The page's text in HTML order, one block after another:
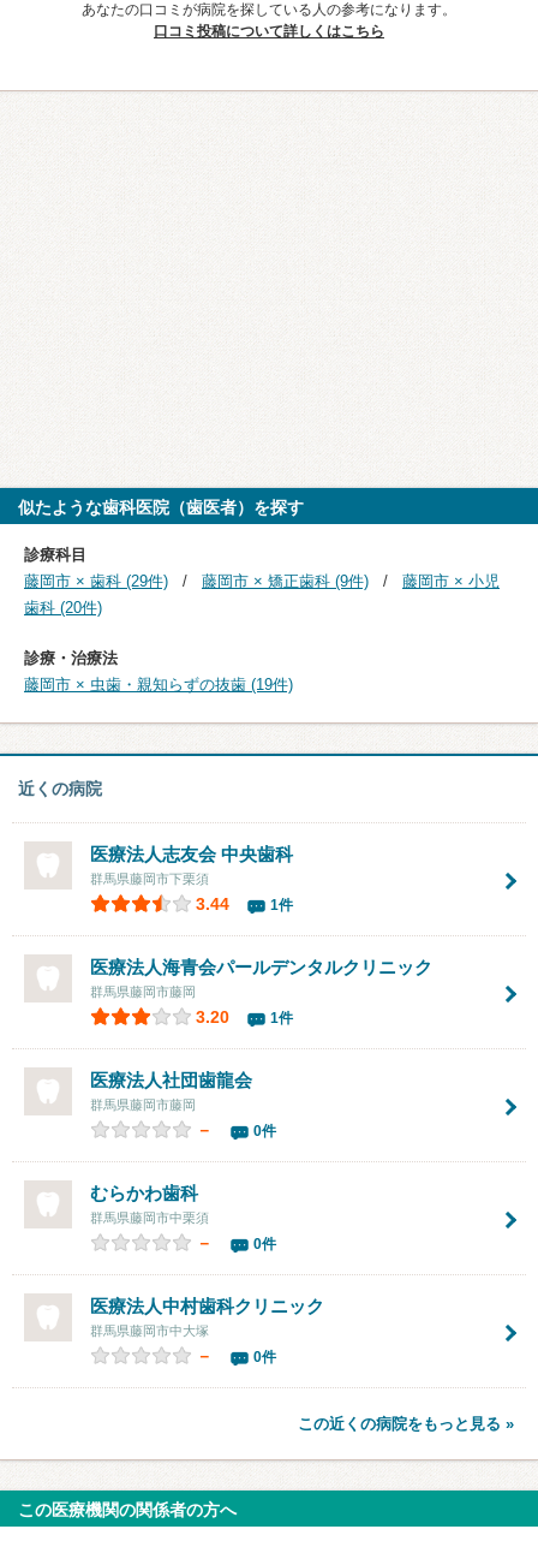
あなたの口コミが病院を探している人の参考になります。
口コミ投稿について詳しくはこちら
似たような歯科医院（歯医者）を探す
診療科目
藤岡市 × 歯科 (29件)
藤岡市 × 矯正歯科 (9件)
藤岡市 × 小児
歯科 (20件)
診療・治療法
藤岡市 × 虫歯・親知らずの抜歯 (19件)
近くの病院
医療法人志友会 中央歯科
群馬県藤岡市下栗須
3.44 1件
医療法人海青会パールデンタルクリニック
群馬県藤岡市藤岡
3.20 1件
医療法人社団歯龍会
群馬県藤岡市藤岡
－ 0件
むらかわ歯科
群馬県藤岡市中栗須
－ 0件
医療法人中村歯科クリニック
群馬県藤岡市中大塚
－ 0件
この近くの病院をもっと見る »
この医療機関の関係者の方へ